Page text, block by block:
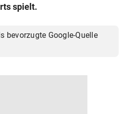
spielt.
bevorzugte Google-Quelle